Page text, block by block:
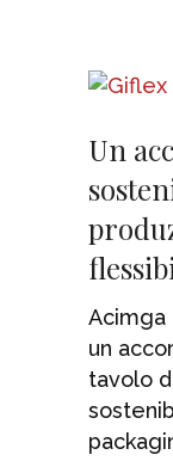
Un
Acimga
un
tavolo